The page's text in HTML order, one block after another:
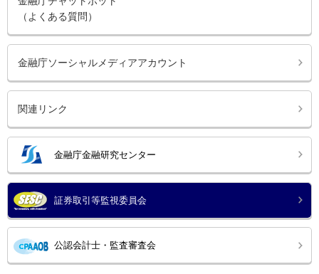
（よくある質問）
金融庁ソーシャルメディアアカウント
関連リンク
金融庁金融研究センター
証券取引等監視委員会
公認会計士・監査審査会